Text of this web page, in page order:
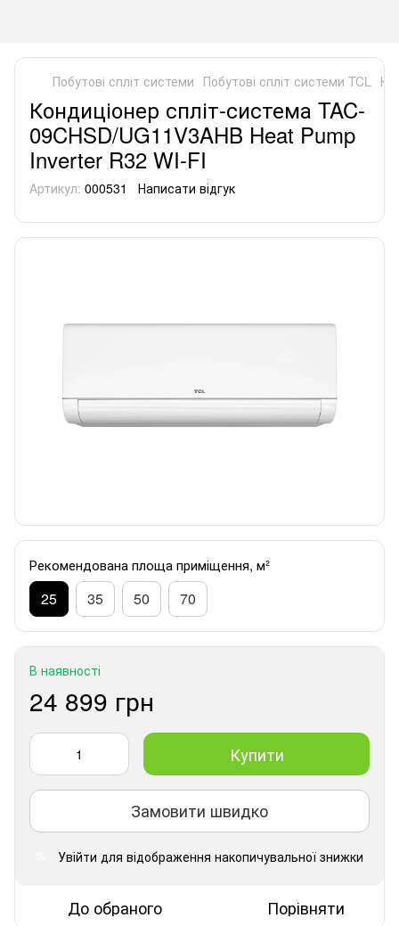
Побутові спліт системи Побутові спліт системи TCL
Кондиціонер спліт-система TAC-
09CHSD/UG11V3AHB Heat Pump
Inverter R32 WI-FI
Артикул: 000531 Написати відгук
Рекомендована площа приміщення, м²
25 35 50 70
В наявності
24 899 грн
Купити
Замовити швидко
Увійти для відображення накопичувальної знижки
До обраного Порівняти